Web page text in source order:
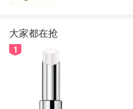
大家都在抢
1